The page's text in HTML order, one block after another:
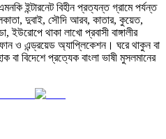
ইন্টারনেট বিহীন প্রত্যন্ত গ্রামে পর্যন্ত
দুবাই, সৌদি আরব, কাতার, কুয়েত,
ইউরোপে থাকা লাখো প্রবাসী বাঙ্গালীর
ও এন্ড্রয়েড অ্যাপ্লিকেশন। ঘরে থাকুন বা
বিদেশে প্রত্যেক বাংলা ভাষী মুসলমানের